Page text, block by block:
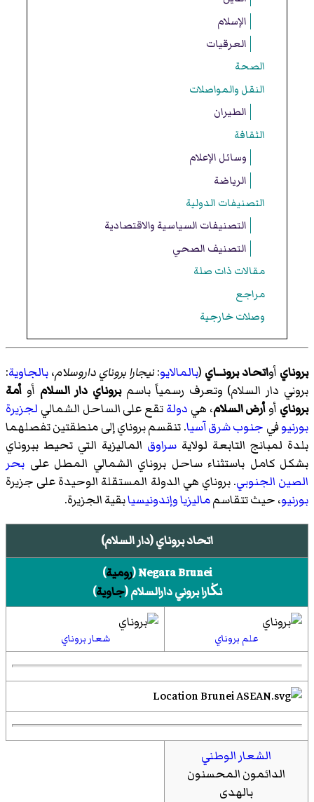
الإسلام
العرقيات
الصحة
النقل والمواصلات
الطيران
الثقافة
وسائل الإعلام
الرياضة
التصنيفات الدولية
التصنيفات السياسية والاقتصادية
التصنيف الصحي
مقالات ذات صلة
مراجع
وصلات خارجية
بروناي أواتحاد برونــاي (بالمالايو:نيجارا بروناي داروسلام،بالجاوية:
بروني دار السلام) وتعرف رسمياً باسمبروناي دار السلام أو أمة
بروناي أوأرض السلام، هي دولةتقع على الساحل الشمالي لجزيرة
بورنيوفي جنوب شرق آسيا. تنقسم بروناي إلى منطقتين تفصلهما
بلدة لمبانج التابعة لولاية سراوق الماليزية التي تحيط ببروناي
بشكل كامل باستثناء ساحل بروناي الشمالي المطل على بحر
الصين الجنوبي. بروناي هي الدولة المستقلة الوحيدة على جزيرة
بورنيو، حيث تتقاسمماليزياوإندونيسيابقية الجزيرة.
اتحاد بروناي (دار السلام)
Negara Brunei
(رومية)
نڬارا بروني دارالسلام(جاوية)
علم بروناي شعار بروناي
الشعار الوطني
الدائمون المحسنون
بالهدى